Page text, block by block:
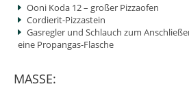
Ooni Koda 12 – großer Pizzaofen
Cordierit-Pizzastein
Gasregler und Schlauch zum
eine Propangas-Flasche
MASSE: